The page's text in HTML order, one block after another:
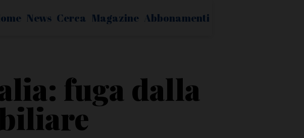
News Cerca Magazine Abbonamenti
fuga dalla